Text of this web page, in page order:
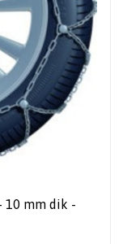
10 mm dik -